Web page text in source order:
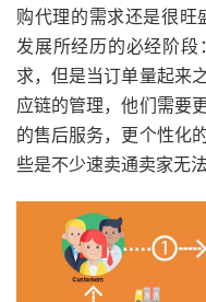
购代理的需求还是很
发展所经历的必经阶段
求，但是当订单量起来
应链的管理，他们需要
的售后服务，更个性化
些是不少速卖通卖家无